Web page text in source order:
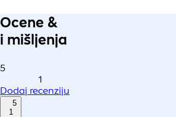
Ocene &
i mišljenja
5
1
Dodaj recenziju
5
1